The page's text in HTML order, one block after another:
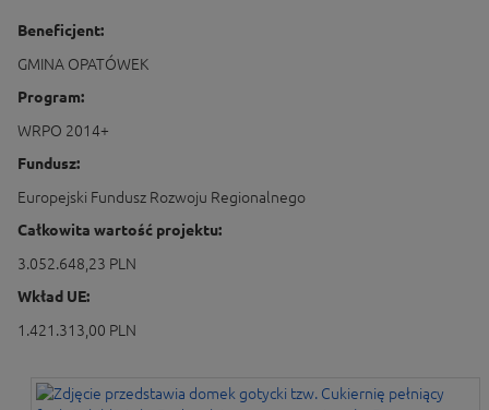
Beneficjent:
GMINA OPATÓWEK
Program:
WRPO 2014+
Fundusz:
Europejski Fundusz Rozwoju Regionalnego
Całkowita wartość projektu:
3.052.648,23 PLN
Wkład UE:
1.421.313,00 PLN